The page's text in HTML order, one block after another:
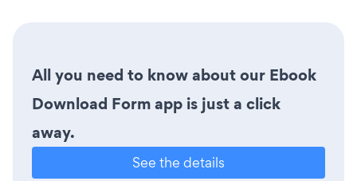
All you need to know about our Ebook
Download Form app is just a click
away.
See the details